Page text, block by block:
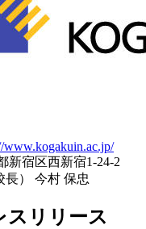
www.kogakuin.ac.jp/
新宿区西新宿1-24-2
）
今村 保忠
スリリース